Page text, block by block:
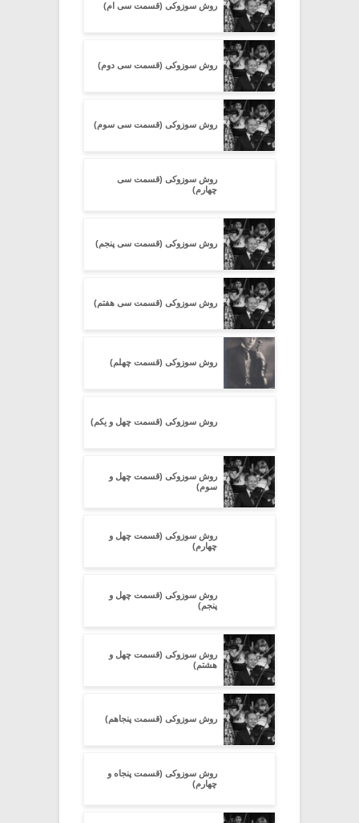
روش سوزوکی (قسمت سی ام)
روش سوزوکی (قسمت سی دوم)
روش سوزوکی (قسمت سی سوم)
روش سوزوکی (قسمت سی
چهارم)
روش سوزوکی (قسمت سی پنجم)
روش سوزوکی (قسمت سی هفتم)
روش سوزوکی (قسمت چهلم)
روش سوزوکی (قسمت چهل و یکم)
روش سوزوکی (قسمت چهل و
سوم)
روش سوزوکی (قسمت چهل و
چهارم)
روش سوزوکی (قسمت چهل و
پنجم)
روش سوزوکی (قسمت چهل و
هشتم)
روش سوزوکی (قسمت پنجاهم)
روش سوزوکی (قسمت پنجاه و
چهارم)